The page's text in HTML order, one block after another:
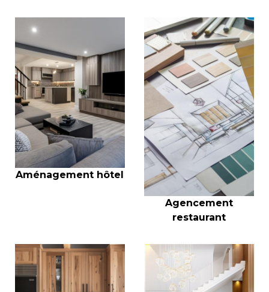
Aménagement hôtel
Agencement
restaurant